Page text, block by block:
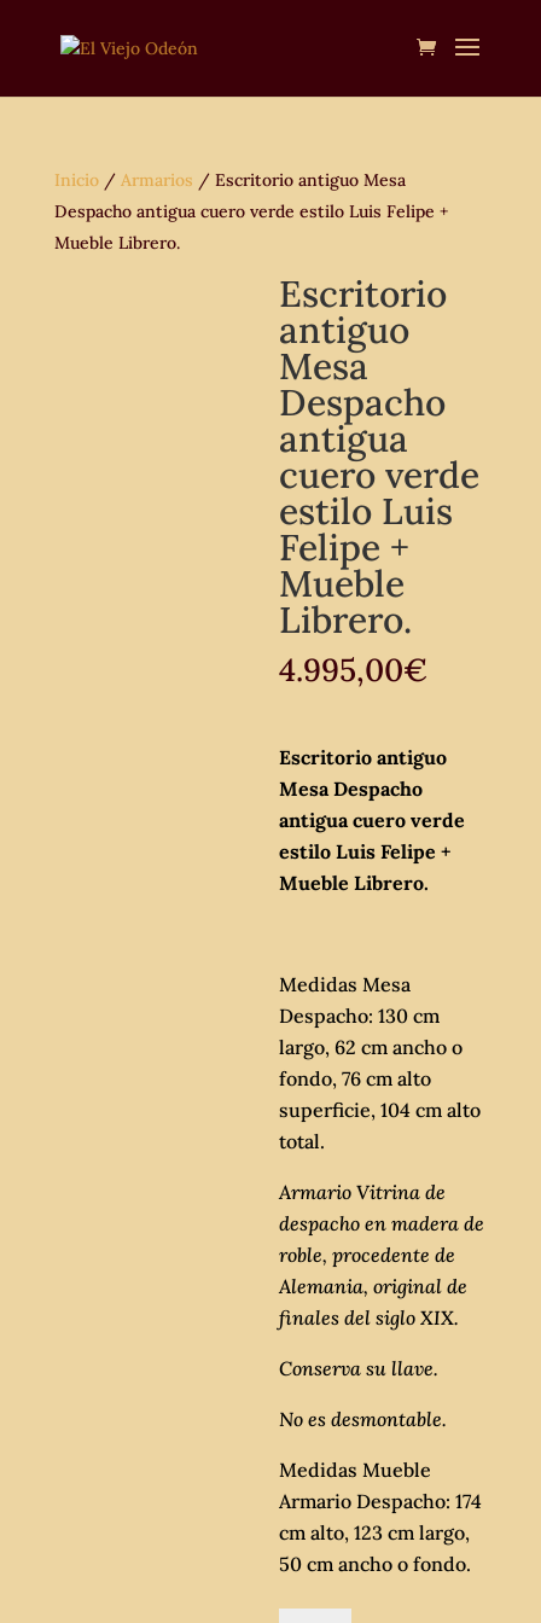
Inicio/ Armarios / Escritorio antiguo Mesa
Despacho antigua cuero verde estilo Luis Felipe +
Mueble Librero.
Escritorio
antiguo
Mesa
Despacho
antigua
cuero verde
estilo Luis
Felipe +
Mueble
Librero.
4.995,00€
Escritorio antiguo
Mesa Despacho
antigua cuero verde
estilo Luis Felipe +
Mueble Librero.
Medidas Mesa
Despacho: 130 cm
largo, 62 cm ancho o
fondo, 76 cm alto
superficie, 104 cm alto
total.
Armario Vitrina de
despacho en madera de
roble, procedente de
Alemania, original de
finales del siglo XIX.
Conserva su llave.
No es desmontable.
Medidas Mueble
Armario Despacho: 174
cm alto, 123 cm largo,
50 cm ancho o fondo.